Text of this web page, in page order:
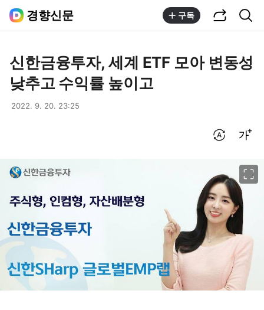
경향신문 구독
신한금융투자, 세계 ETF 모아 변동성
낮추고 수익률 높이고
2022. 9. 20. 23:25